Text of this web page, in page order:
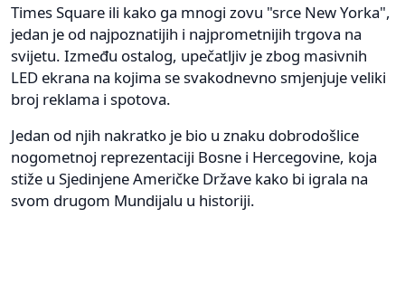
Times Square ili kako ga mnogi zovu "srce New Yorka",
jedan je od najpoznatijih i najprometnijih trgova na
svijetu. Između ostalog, upečatljiv je zbog masivnih
LED ekrana na kojima se svakodnevno smjenjuje veliki
broj reklama i spotova.
Jedan od njih nakratko je bio u znaku dobrodošlice
nogometnoj reprezentaciji Bosne i Hercegovine, koja
stiže u Sjedinjene Američke Države kako bi igrala na
svom drugom Mundijalu u historiji.